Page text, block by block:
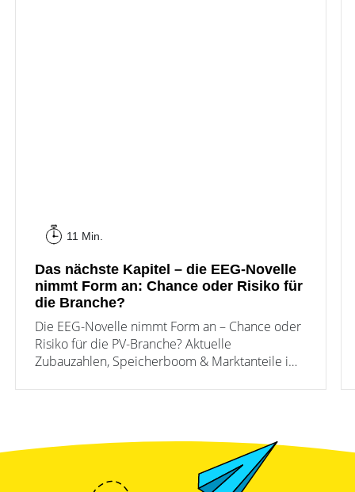
11 Min.
Das nächste Kapitel – die EEG-Novelle
nimmt Form an: Chance oder Risiko für
die Branche?
Die EEG-Novelle nimmt Form an – Chance oder
Risiko für die PV-Branche? Aktuelle
Zubauzahlen, Speicherboom & Marktanteile im